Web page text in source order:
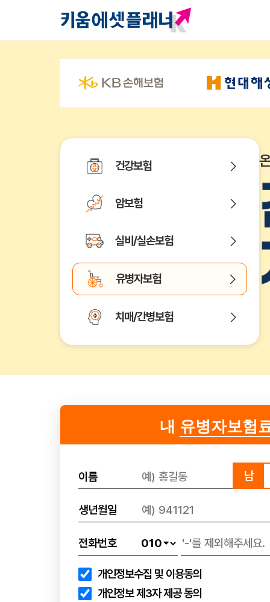
건강보험
암보험
실비/실손보험
유병자보험
치매/간병보험
내 유병자보험
이름 남
생년월일
전화번호
개인정보수집 및 이용동의
개인정보 제3자 제공 동의